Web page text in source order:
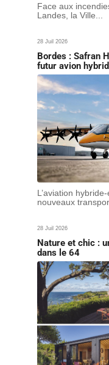
Face aux
Landes, la Ville...
28 Juil 2026
Bordes : Safran
futur avion
L’aviation
nouveaux
28 Juil 2026
Nature et chic :
dans le 64